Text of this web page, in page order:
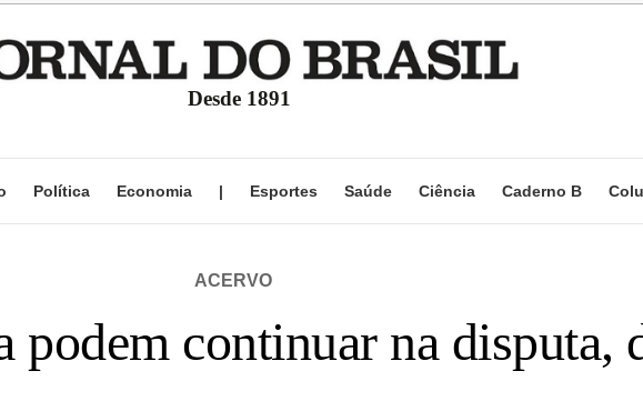
Desde 1891
Política Economia | Esportes Saúde Ciência Caderno B
ACERVO
continuar na disputa,